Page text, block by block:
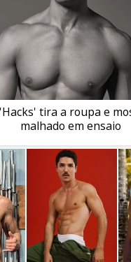
tira a roupa e
malhado em ensaio